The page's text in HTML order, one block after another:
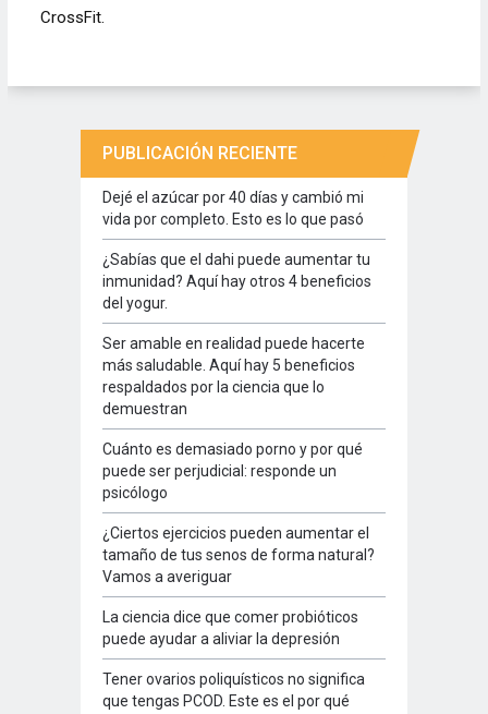
CrossFit.
PUBLICACIÓN RECIENTE
Dejé el azúcar por 40 días y cambió mi
vida por completo. Esto es lo que pasó
¿Sabías que el dahi puede aumentar tu
inmunidad? Aquí hay otros 4 beneficios
del yogur.
Ser amable en realidad puede hacerte
más saludable. Aquí hay 5 beneficios
respaldados por la ciencia que lo
demuestran
Cuánto es demasiado porno y por qué
puede ser perjudicial: responde un
psicólogo
¿Ciertos ejercicios pueden aumentar el
tamaño de tus senos de forma natural?
Vamos a averiguar
La ciencia dice que comer probióticos
puede ayudar a aliviar la depresión
Tener ovarios poliquísticos no significa
que tengas PCOD. Este es el por qué